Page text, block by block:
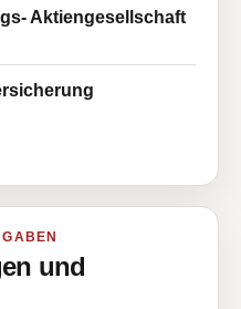
Aktiengesellschaft
und